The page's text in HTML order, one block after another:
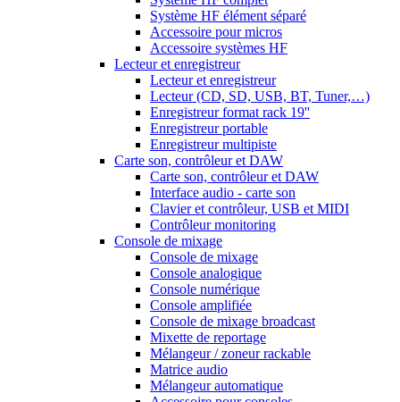
Système HF élément séparé
Accessoire pour micros
Accessoire systèmes HF
Lecteur et enregistreur
Lecteur et enregistreur
Lecteur (CD, SD, USB, BT, Tuner,…)
Enregistreur format rack 19''
Enregistreur portable
Enregistreur multipiste
Carte son, contrôleur et DAW
Carte son, contrôleur et DAW
Interface audio - carte son
Clavier et contrôleur, USB et MIDI
Contrôleur monitoring
Console de mixage
Console de mixage
Console analogique
Console numérique
Console amplifiée
Console de mixage broadcast
Mixette de reportage
Mélangeur / zoneur rackable
Matrice audio
Mélangeur automatique